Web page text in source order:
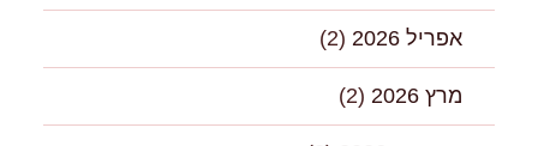
אפריל 2026 (2)
מרץ 2026 (2)